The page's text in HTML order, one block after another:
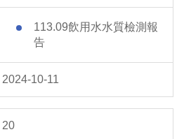
113.09飲用水水質檢測報
告
2024-10-11
20